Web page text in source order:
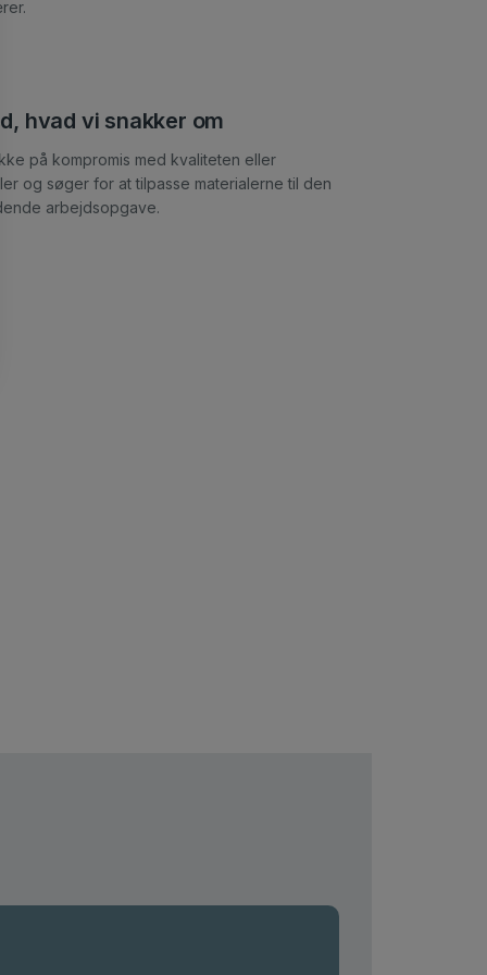
hvad vi snakker om
på kompromis med kvaliteten eller
og søger for at tilpasse materialerne til den
arbejdsopgave.​